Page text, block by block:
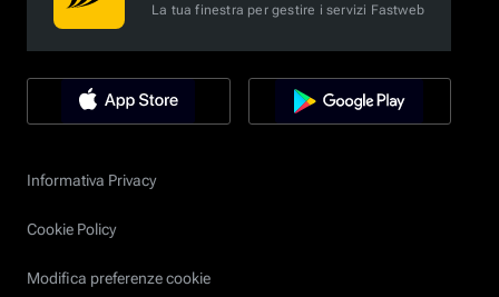
La tua finestra per gestire i servizi Fastweb
Informativa Privacy
Cookie Policy
Modifica preferenze cookie